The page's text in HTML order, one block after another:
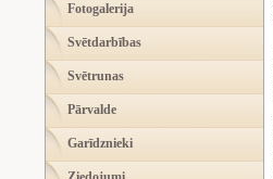
Fotogalerija
Svētdarbības
Svētrunas
Pārvalde
Garīdznieki